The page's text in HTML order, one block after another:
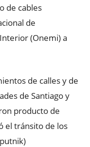
de cables
de
(Onemi) a
de calles y de
de Santiago y
producto de
el tránsito de los